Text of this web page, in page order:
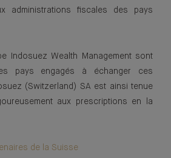
administrations fiscales des pays
Indosuez Wealth Management sont
pays engagés à échanger ces
(Switzerland) SA est ainsi tenue
aux prescriptions en la
de la Suisse